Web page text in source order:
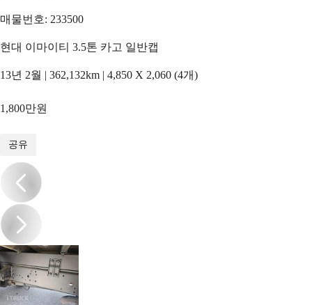
매물번호: 233500
현대 이마이티 3.5톤 카고 일반캡
13년 2월 | 362,132km | 4,850 X 2,060 (4개)
1,800만원
공유
/13